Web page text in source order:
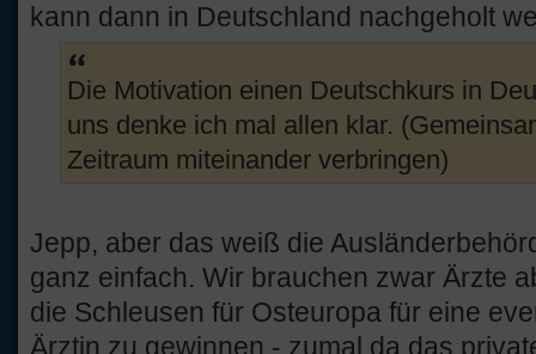
kann dann in Deutschland nachgeholt
Die Motivation einen Deutschkurs in
uns denke ich mal allen klar.
Zeitraum miteinander verbringen)
Jepp, aber das weiß die
ganz einfach. Wir brauchen zwar Ärzte
die Schleusen für Osteuropa für eine
Ärztin zu gewinnen - zumal da das